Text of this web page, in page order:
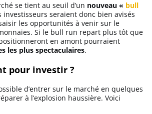
se tient au seuil d’un nouveau « bull
investisseurs seraient donc bien avisés
les opportunités à venir sur le
Si le bull run repart plus tôt que
en amont pourraient
les plus spectaculaires.
pour investir ?
d’entrer sur le marché en quelques
à l’explosion haussière. Voici